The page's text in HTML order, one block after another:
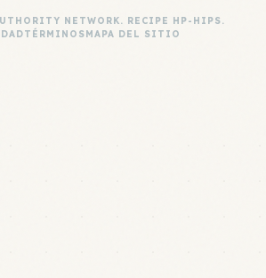
NETWORK. RECIPE HP-HIPS.
TÉRMINOS MAPA DEL SITIO